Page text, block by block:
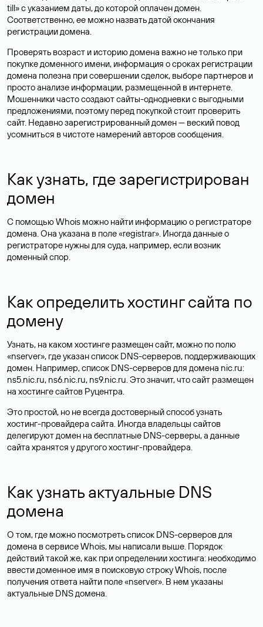
till» с указанием даты, до которой оплачен домен.
Соответственно, ее можно назвать датой окончания
регистрации домена.
Проверять возраст и историю домена важно не только при
покупке доменного имени, информация о сроках регистрации
домена полезна при совершении сделок, выборе партнеров и
просто анализе информации, размещенной в интернете.
Мошенники часто создают сайты-однодневки с выгодными
предложениями, поэтому перед покупкой стоит проверить
сайт. Недавно зарегистрированный домен — веский повод
усомниться в чистоте намерений авторов сообщения.
Как узнать, где зарегистрирован
домен
С помощью Whois можно найти информацию о регистраторе
домена. Она указана в поле «registrar». Иногда данные о
регистраторе нужны для суда, например, если возник
доменный спор.
Как определить хостинг сайта по
домену
Узнать, на каком хостинге размещен сайт, можно по полю
«nserver», где указан список DNS-серверов, поддерживающих
домен. Например, список DNS-серверов для домена nic.ru:
ns5.nic.ru, ns6.nic.ru, ns9.nic.ru. Это значит, что сайт размещен
на хостинге сайтов Руцентра.
Это простой, но не всегда достоверный способ узнать
хостинг-провайдера сайта. Иногда владельцы сайтов
делегируют домен на бесплатные DNS-серверы, а данные
сайта хранятся у другого хостинг-провайдера.
Как узнать актуальные DNS
домена
О том, где можно посмотреть список DNS-серверов для
домена в сервисе Whois, мы написали выше. Порядок
действий такой же, как при определении хостинга: необходимо
ввести доменное имя в поисковую строку Whois, после
получения ответа найти поле «nserver». В нем указаны
актуальные DNS домена.